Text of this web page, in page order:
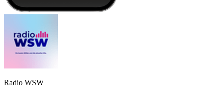
Radio WSW